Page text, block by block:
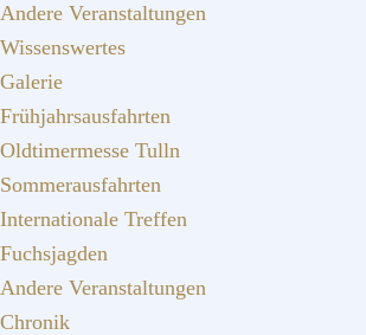
Andere Veranstaltungen
Wissenswertes
Galerie
Frühjahrsausfahrten
Oldtimermesse Tulln
Sommerausfahrten
Internationale Treffen
Fuchsjagden
Andere Veranstaltungen
Chronik